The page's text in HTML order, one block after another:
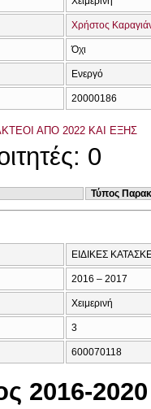
Χρήστος
Όχι
Ενεργό
20000186
ΑΠΟ 2022 ΚΑΙ ΕΞΗΣ
0
Τύπος
ΕΙΔΙΚΕΣ
2016 – 2017
Χειμερινή
3
600070118
2016-2020